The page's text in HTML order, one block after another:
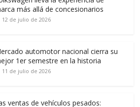
más allá de concesionarios
12 de julio de 2026
automotor nacional cierra su
1er semestre en la historia
11 de julio de 2026
ventas de vehículos pesados: